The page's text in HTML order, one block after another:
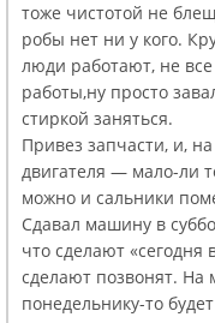
тоже чистотой не
робы нет ни у кого.
люди работают, не
работы,ну просто
стиркой заняться.
Привез запчасти, и,
двигателя — мало-ли
можно и сальники
Сдавал машину в
что сделают
сделают позвонят. На
понедельнику-то